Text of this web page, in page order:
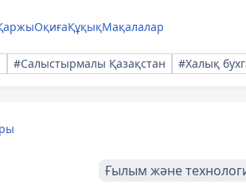
ОқиғаҚұқықМақалалар
#Салыстырмалы Қазақстан #Халық
Ғылым және